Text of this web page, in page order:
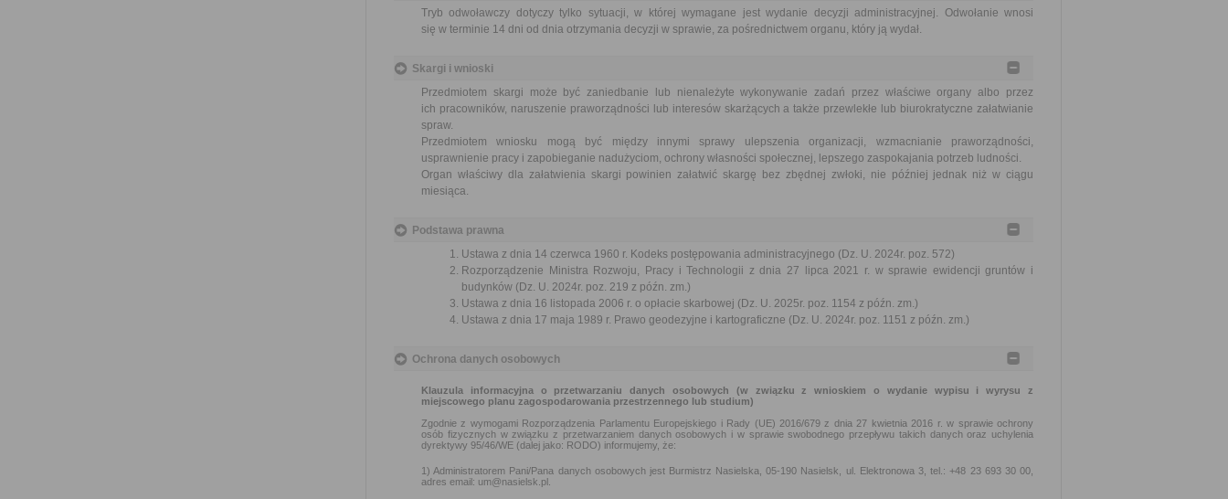
Tryb odwoławczy dotyczy tylko sytuacji, w której wymagane jest wydanie decyzji administracyjnej. Odwołanie wnosi
się w terminie 14 dni od dnia otrzymania decyzji w sprawie, za pośrednictwem organu, który ją wydał.
Skargi i wnioski
Przedmiotem skargi może być zaniedbanie lub nienależyte wykonywanie zadań przez właściwe organy albo przez
ich pracowników, naruszenie praworządności lub interesów skarżących a także przewlekłe lub biurokratyczne załatwianie
spraw.
Przedmiotem wniosku mogą być między innymi sprawy ulepszenia organizacji, wzmacnianie praworządności,
usprawnienie pracy i zapobieganie nadużyciom, ochrony własności społecznej, lepszego zaspokajania potrzeb ludności.
Organ właściwy dla załatwienia skargi powinien załatwić skargę bez zbędnej zwłoki, nie później jednak niż w ciągu
miesiąca.
Podstawa prawna
Ustawa z dnia 14 czerwca 1960 r. Kodeks postępowania administracyjnego (Dz. U. 2024r. poz. 572)
Rozporządzenie Ministra Rozwoju, Pracy i Technologii z dnia 27 lipca 2021 r. w sprawie ewidencji gruntów i
budynków (Dz. U. 2024r. poz. 219 z późn. zm.)
Ustawa z dnia 16 listopada 2006 r. o opłacie skarbowej (Dz. U. 2025r. poz. 1154 z późn. zm.)
Ustawa z dnia 17 maja 1989 r. Prawo geodezyjne i kartograficzne (Dz. U. 2024r. poz. 1151 z późn. zm.)
Ochrona danych osobowych
Klauzula informacyjna o przetwarzaniu danych osobowych (w związku z wnioskiem o wydanie wypisu i wyrysu z
miejscowego planu zagospodarowania przestrzennego lub studium)
Zgodnie z wymogami Rozporządzenia Parlamentu Europejskiego i Rady (UE) 2016/679 z dnia 27 kwietnia 2016 r. w sprawie ochrony
osób fizycznych w związku z przetwarzaniem danych osobowych i w sprawie swobodnego przepływu takich danych oraz uchylenia
dyrektywy 95/46/WE (dalej jako: RODO) informujemy, że:
1) Administratorem Pani/Pana danych osobowych jest Burmistrz Nasielska, 05-190 Nasielsk, ul. Elektronowa 3, tel.: +48 23 693 30 00,
adres email: um@nasielsk.pl.